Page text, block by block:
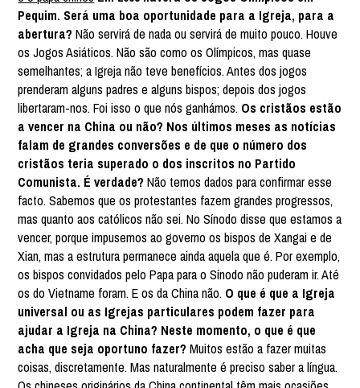
Pequim. Será uma boa oportunidade para a Igreja, para a
abertura?Não servirá de nada ou servirá de muito pouco. Houve
os Jogos Asiáticos. Não são como os Olímpicos, mas quase
semelhantes; a Igreja não teve benefícios. Antes dos jogos
prenderam alguns padres e alguns bispos; depois dos jogos
libertaram-nos. Foi isso o que nós ganhámos. Os cristãos estão
a vencer na China ou não? Nos últimos meses as notícias
falam de grandes conversões e de que o número dos
cristãos teria superado o dos inscritos no Partido
Comunista. É verdade?Não temos dados para confirmar esse
facto. Sabemos que os protestantes fazem grandes progressos,
mas quanto aos católicos não sei. No Sínodo disse que estamos a
vencer, porque impusemos ao governo os bispos de Xangai e de
Xian, mas a estrutura permanece ainda aquela que é. Por exemplo,
os bispos convidados pelo Papa para o Sínodo não puderam ir. Até
os do Vietname foram. E os da China não. O que é que a Igreja
universal ou as Igrejas particulares podem fazer para
ajudar a Igreja na China? Neste momento, o que é que
acha que seja oportuno fazer?Muitos estão a fazer muitas
coisas, discretamente. Mas naturalmente é preciso saber a língua.